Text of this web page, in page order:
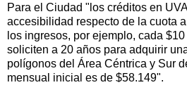
Para el Ciudad "los créditos en
accesibilidad respecto de la cuota
los ingresos, por ejemplo, cada
soliciten a 20 años para adquirir
polígonos del Área Céntrica y Sur
mensual inicial es de $58.149".